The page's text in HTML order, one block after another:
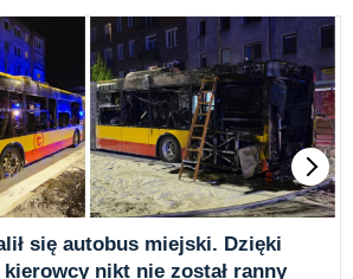
się autobus miejski. Dzięki
nikt nie został ranny